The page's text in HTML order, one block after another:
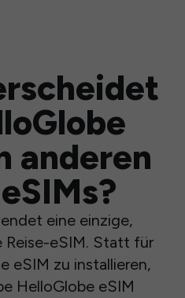
anderen
eine einzige,
Reise-eSIM. Statt für
eSIM zu installieren,
HelloGlobe eSIM